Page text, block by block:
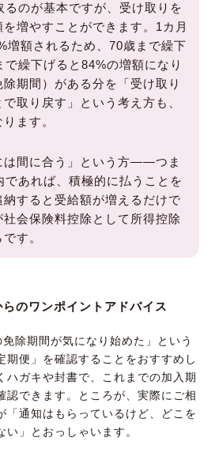
るのが基本ですが、受け取りを
増やすことができます。1カ月
増額されるため、70歳まで繰下
繰下げると84%の増額になり
期間）がある分を「受け取り
取り戻す」という考え方も、
ます。
は間に合う」という方——つま
であれば、積極的に払うことを
すると受給額が増えるだけで
会保険料控除として所得控除
す。
のワンポイントアドバイス
除期間が気になり始めた」という
期便」を確認することをおすすめし
ハガキや封書で、これまでの加入期
認できます。ところが、実際にご相
「通知はもらっているけど、どこを
い」とおっしゃいます。